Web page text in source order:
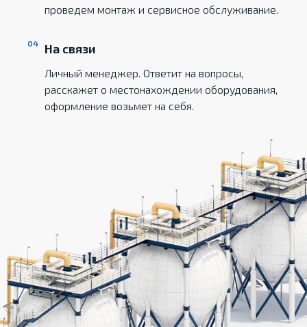
проведем монтаж и сервисное обслуживание.
На связи
Личный менеджер. Ответит на вопросы,
расскажет о местонахождении оборудования,
оформление возьмет на себя.